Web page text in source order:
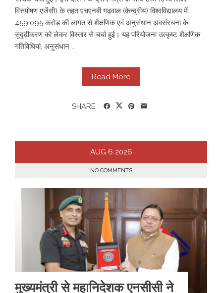
वित्तपोषण एजेंसी) के तहत एचएनबी गढ़वाल (केन्द्रीय) विश्वविद्यालय में
459.095 करोड़ की लागत से शैक्षणिक एवं अनुसंधान अवसंरचना के
सुदृढ़ीकरण को लेकर विस्तार से चर्चा हुई। यह परियोजना उत्कृष्ट शैक्षणिक
गतिविधियां, अनुसंधान ...
Read More
SHARE
AUG 6 2026
NO COMMENTS
मुख्यमंत्री से महानिदेशक एनसीसी ने